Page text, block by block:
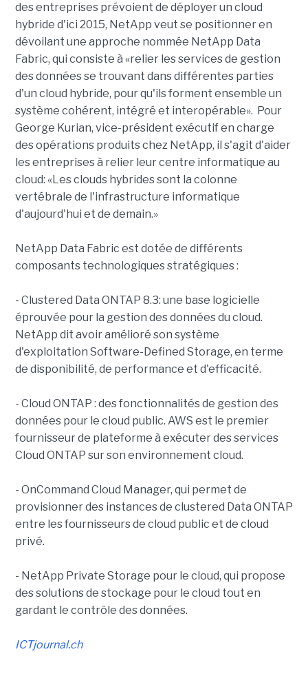
des entreprises prévoient de déployer un cloud
hybride d'ici 2015, NetApp veut se positionner en
dévoilant une approche nommée NetApp Data
Fabric, qui consiste à «relier les services de gestion
des données se trouvant dans différentes parties
d'un cloud hybride, pour qu'ils forment ensemble un
système cohérent, intégré et interopérable». Pour
George Kurian, vice-président exécutif en charge
des opérations produits chez NetApp, il s'agit d'aider
les entreprises à relier leur centre informatique au
cloud: «Les clouds hybrides sont la colonne
vertébrale de l'infrastructure informatique
d'aujourd'hui et de demain.»
NetApp Data Fabric est dotée de différents
composants technologiques stratégiques :
- Clustered Data ONTAP 8.3: une base logicielle
éprouvée pour la gestion des données du cloud.
NetApp dit avoir amélioré son système
d'exploitation Software-Defined Storage, en terme
de disponibilité, de performance et d'efficacité.
- Cloud ONTAP : des fonctionnalités de gestion des
données pour le cloud public. AWS est le premier
fournisseur de plateforme à exécuter des services
Cloud ONTAP sur son environnement cloud.
- OnCommand Cloud Manager, qui permet de
provisionner des instances de clustered Data ONTAP
entre les fournisseurs de cloud public et de cloud
privé.
- NetApp Private Storage pour le cloud, qui propose
des solutions de stockage pour le cloud tout en
gardant le contrôle des données.
ICTjournal.ch